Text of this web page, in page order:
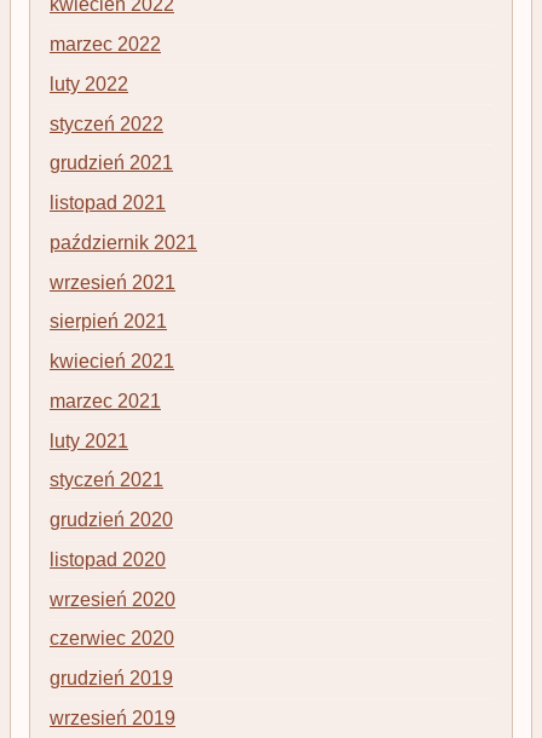
kwiecień 2022
marzec 2022
luty 2022
styczeń 2022
grudzień 2021
listopad 2021
październik 2021
wrzesień 2021
sierpień 2021
kwiecień 2021
marzec 2021
luty 2021
styczeń 2021
grudzień 2020
listopad 2020
wrzesień 2020
czerwiec 2020
grudzień 2019
wrzesień 2019